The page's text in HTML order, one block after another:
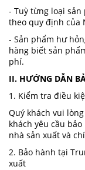
- Tuỳ từng loại
theo quy định của
- Sản phẩm hư
hàng biết sản
phí.
II. HƯỚNG DẪN
1. Kiểm tra điều
Quý khách vui
khách yêu cầu
nhà sản xuất và
2. Bảo hành tại
xuất